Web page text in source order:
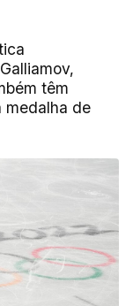
têm
medalha de